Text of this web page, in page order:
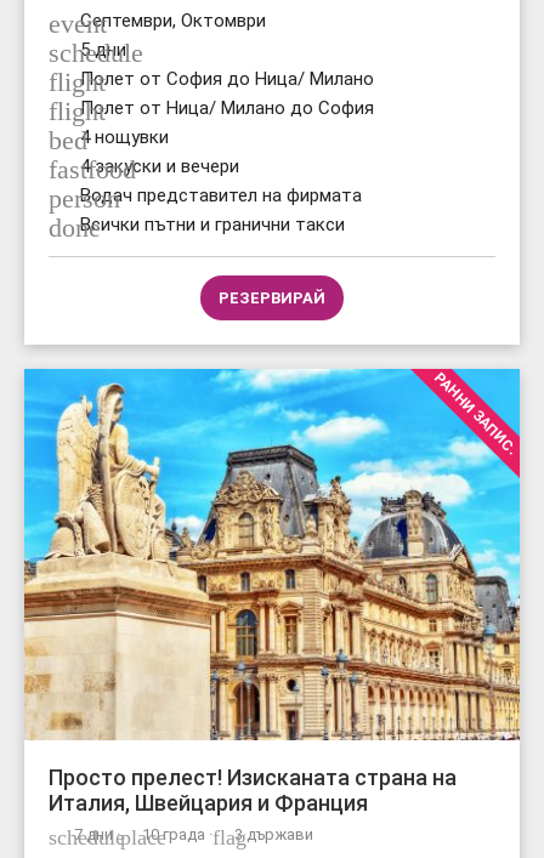
event
Септември, Октомври
schedule
5 дни
flightПолет от София до Ница/ Милано
flightПолет от Ница/ Милано до София
bed4 нощувки
fastfood
4 закуски и вечери
person
Водач представител на фирмата
doneВсички пътни и гранични такси
РЕЗЕРВИРАЙ
РАННИ ЗАПИС.
Просто прелест! Изисканата страна на
Италия, Швейцария и Франция
schedule
7 дни ·place10 града ·flag3 държави